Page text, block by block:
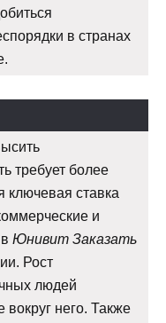
в странах
требует более
ключевая ставка
и
Юнивит Заказать
Рост
людей
вокруг него. Также